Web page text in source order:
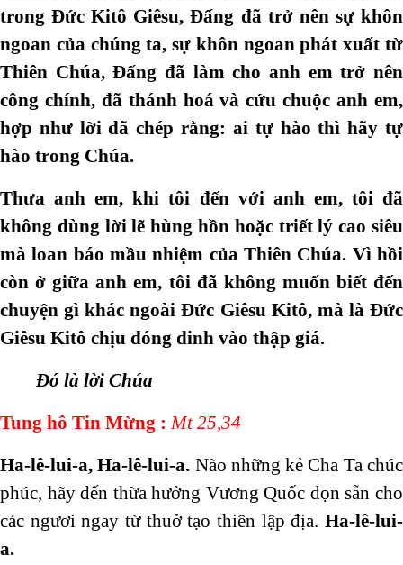
trong Đức Kitô Giêsu, Đấng đã trở nên sự khôn
ngoan của chúng ta, sự khôn ngoan phát xuất từ
Thiên Chúa, Đấng đã làm cho anh em trở nên
công chính, đã thánh hoá và cứu chuộc anh em,
hợp như lời đã chép rằng: ai tự hào thì hãy tự
hào trong Chúa.
Thưa anh em, khi tôi đến với anh em, tôi đã
không dùng lời lẽ hùng hồn hoặc triết lý cao siêu
mà loan báo mầu nhiệm của Thiên Chúa. Vì hồi
còn ở giữa anh em, tôi đã không muốn biết đến
chuyện gì khác ngoài Đức Giêsu Kitô, mà là Đức
Giêsu Kitô chịu đóng đinh vào thập giá.
Đó là lời Chúa
Tung hô Tin Mừng :Mt 25,34
Ha-lê-lui-a, Ha-lê-lui-a. Nào những kẻ Cha Ta chúc
phúc, hãy đến thừa hưởng Vương Quốc dọn sẵn cho
các ngươi ngay từ thuở tạo thiên lập địa. Ha-lê-lui-
a.